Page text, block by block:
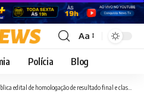
Font
Resizer
Aa
Polícia Blog
de homologação de resultado final e classificação do concurso público nº 002/2024